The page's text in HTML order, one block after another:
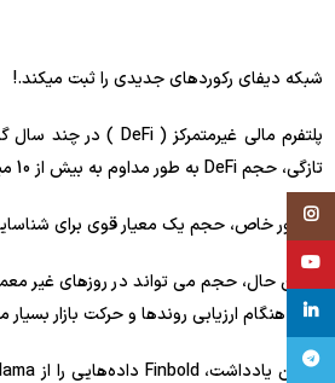
شبکه دیفای رکوردهای جدیدی را ثبت میکند.!
تازگی، حجم DeFi به طور مداوم به بیش از 10 میلیارد دلار در روز افزایش یافته است
به طور خاص، حجم یک معیار قوی برای
با این حال، حجم می تواند در روزهای غیر
ثابت هنگام ارزیابی روندها و حرکت بازار
Instagram
linkedin
تلگرام